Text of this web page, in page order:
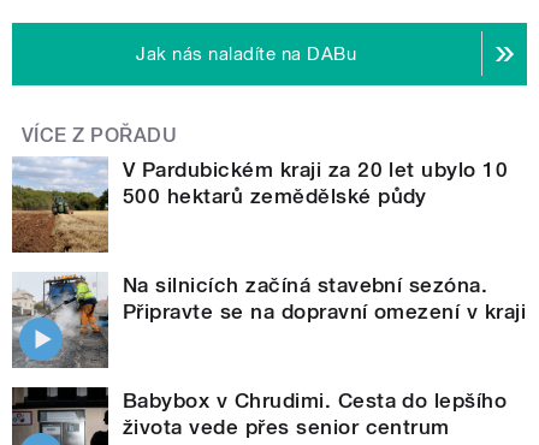
Jak nás naladíte na DABu
VÍCE Z POŘADU
V Pardubickém kraji za 20 let ubylo 10
500 hektarů zemědělské půdy
Na silnicích začíná stavební sezóna.
Připravte se na dopravní omezení v kraji
Babybox v Chrudimi. Cesta do lepšího
života vede přes senior centrum